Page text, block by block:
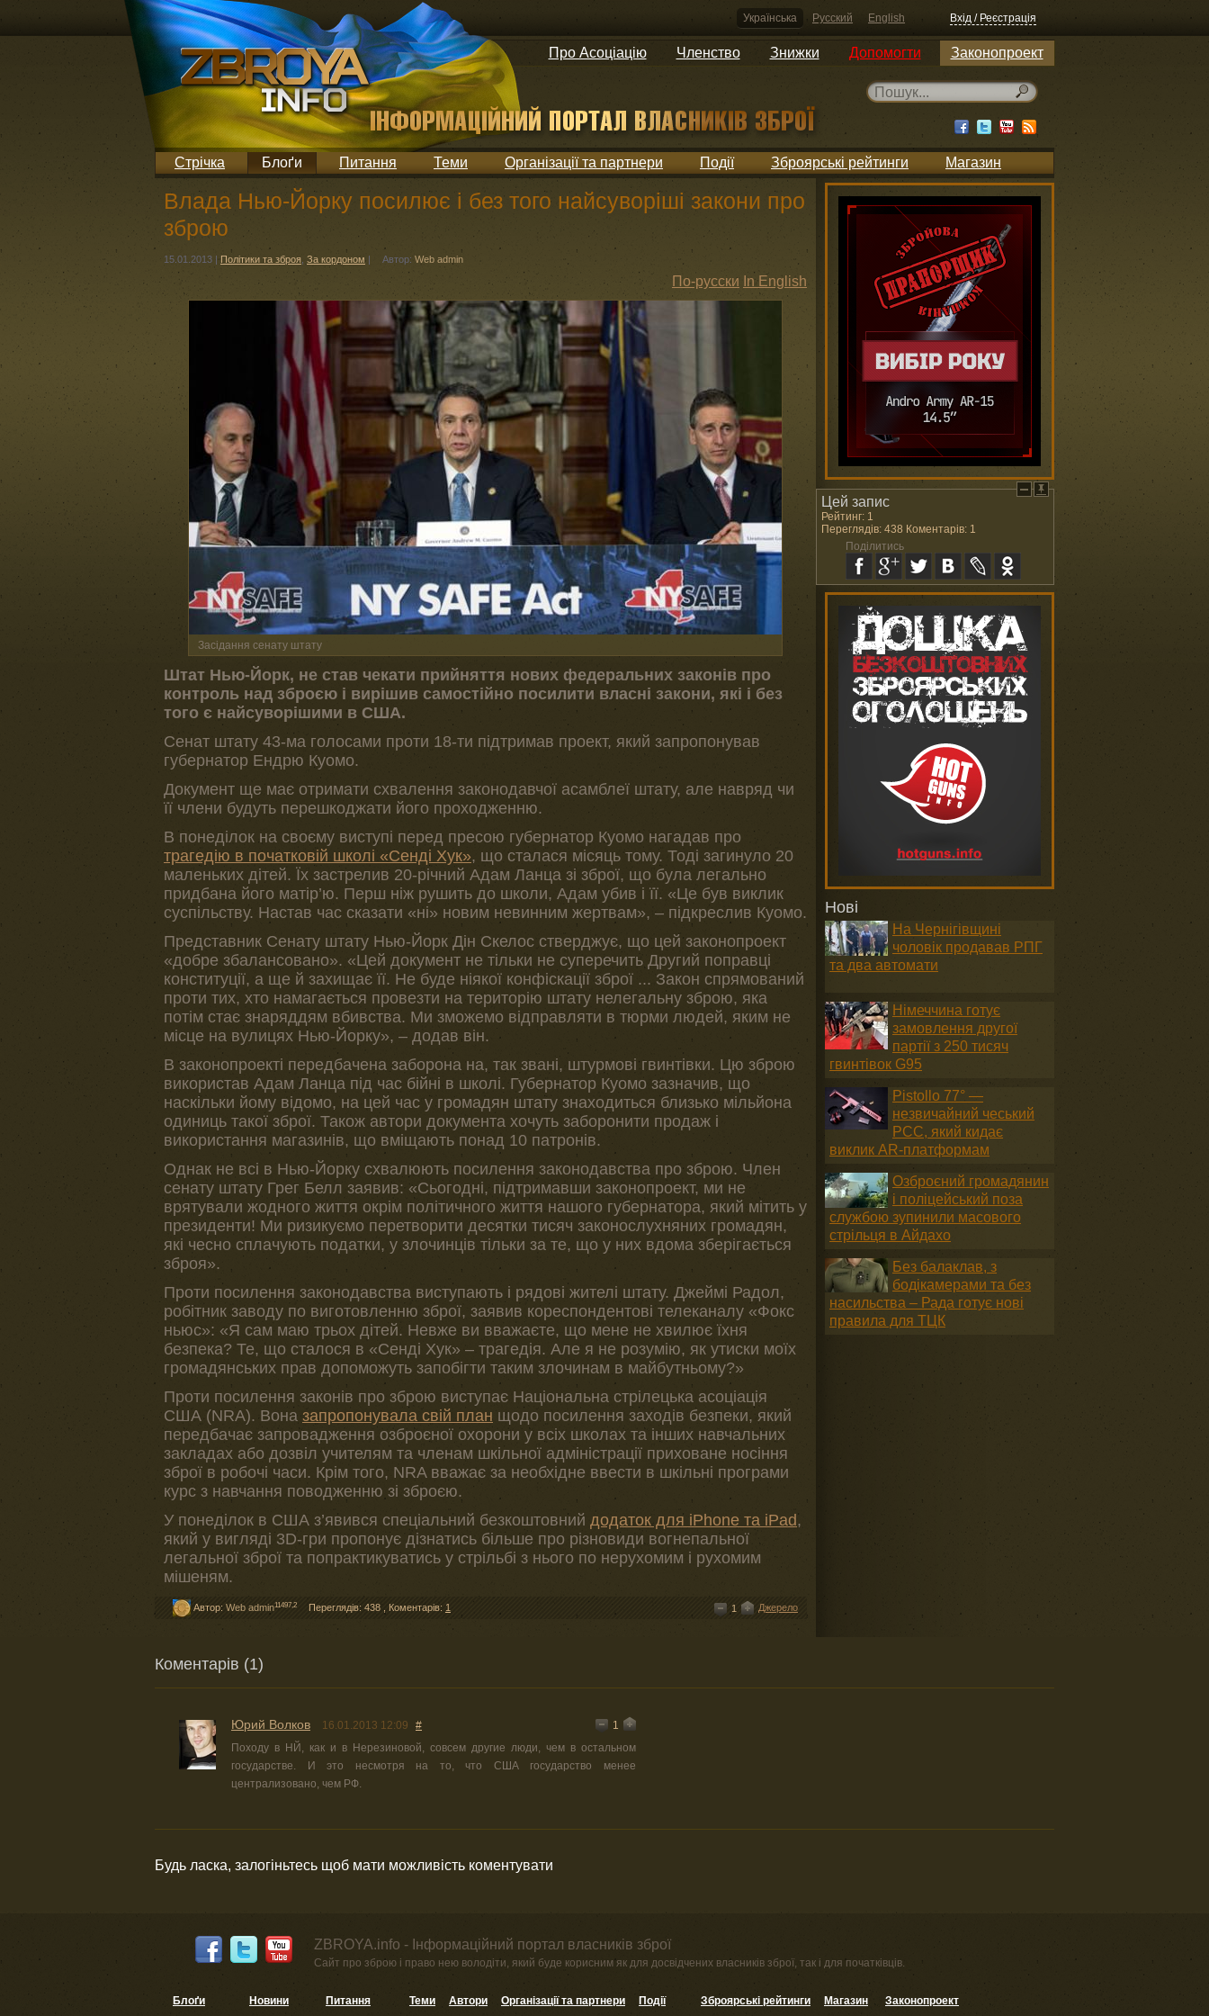
Українська Русский English Вхід / Реєстрація
Про Асоціацію Членство Знижки Допомогти Законопроект
Стрічка Блоґи Питання Теми Організації та партнери Події Зброярські рейтинги Магазин
Влада Нью-Йорку посилює і без того найсуворіші закони про
зброю
15.01.2013 | Політики та зброя За кордоном | Автор: Web admin
По-русски In English
Засідання сенату штату
Штат Нью-Йорк, не став чекати прийняття нових федеральних законів про
контроль над зброєю і вирішив самостійно посилити власні закони, які і без
того є найсуворішими в США.
Сенат штату 43-ма голосами проти 18-ти підтримав проект, який запропонував
губернатор Ендрю Куомо.
Документ ще має отримати схвалення законодавчої асамблеї штату, але навряд чи
її члени будуть перешкоджати його проходженню.
В понеділок на своєму виступі перед пресою губернатор Куомо нагадав про
трагедію в початковій школі «Сенді Хук», що сталася місяць тому. Тоді загинуло 20
маленьких дітей. Їх застрелив 20-річний Адам Ланца зі зброї, що була легально
придбана його матір’ю. Перш ніж рушить до школи, Адам убив і її. «Це був виклик
суспільству. Настав час сказати «ні» новим невинним жертвам», – підкреслив Куомо.
Представник Сенату штату Нью-Йорк Дін Скелос стверджує, що цей законопроект
«добре збалансовано». «Цей документ не тільки не суперечить Другий поправці
конституції, а ще й захищає її. Не буде ніякої конфіскації зброї ... Закон спрямований
проти тих, хто намагається провезти на територію штату нелегальну зброю, яка
потім стає знаряддям вбивства. Ми зможемо відправляти в тюрми людей, яким не
місце на вулицях Нью-Йорку», – додав він.
В законопроекті передбачена заборона на, так звані, штурмові гвинтівки. Цю зброю
використав Адам Ланца під час бійні в школі. Губернатор Куомо зазначив, що
наскільки йому відомо, на цей час у громадян штату знаходиться близько мільйона
одиниць такої зброї. Також автори документа хочуть заборонити продаж і
використання магазинів, що вміщають понад 10 патронів.
Однак не всі в Нью-Йорку схвалюють посилення законодавства про зброю. Член
сенату штату Грег Белл заявив: «Сьогодні, підтримавши законопроект, ми не
врятували жодного життя окрім політичного життя нашого губернатора, який мітить у
президенти! Ми ризикуємо перетворити десятки тисяч законослухняних громадян,
які чесно сплачують податки, у злочинців тільки за те, що у них вдома зберігається
зброя».
Проти посилення законодавства виступають і рядові жителі штату. Джеймі Радол,
робітник заводу по виготовленню зброї, заявив кореспондентові телеканалу «Фокс
ньюс»: «Я сам маю трьох дітей. Невже ви вважаєте, що мене не хвилює їхня
безпека? Те, що сталося в «Сенді Хук» – трагедія. Але я не розумію, як утиски моїх
громадянських прав допоможуть запобігти таким злочинам в майбутньому?»
Проти посилення законів про зброю виступає Національна стрілецька асоціація
США (NRA). Вона запропонувала свій план щодо посилення заходів безпеки, який
передбачає запровадження озброєної охорони у всіх школах та інших навчальних
закладах або дозвіл учителям та членам шкільної адміністрації приховане носіння
зброї в робочі часи. Крім того, NRA вважає за необхідне ввести в шкільні програми
курс з навчання поводженню зі зброєю.
У понеділок в США з’явився спеціальний безкоштовний додаток для iPhone та iPad,
який у вигляді 3D-гри пропонує дізнатись більше про різновиди вогнепальної
легальної зброї та попрактикуватись у стрільбі з нього по нерухомим і рухомим
мішеням.
Автор: Web admin11497,2 Переглядів: 438 Коментарів: 1 Джерело
1
Нові
На Чернігівщині
чоловік продавав РПГ
та два автомати
Німеччина готує
замовлення другої
партії з 250 тисяч
гвинтівок G95
Pistollo 77° —
незвичайний чеський
PCC, який кидає
виклик AR-платформам
Озброєний громадянин
і поліцейський поза
службою зупинили масового
стрільця в Айдахо
Без балаклав, з
бодікамерами та без
насильства – Рада готує нові
правила для ТЦК
Цей запис
Рейтинг: 1
Переглядів: 438 Коментарів: 1
Поділитись
Коментарів (1)
Юрий Волков 16.01.2013 12:09 #
1
Походу в НЙ, как и в Нерезиновой, совсем другие люди, чем в остальном
государстве. И это несмотря на то, что США государство менее
централизовано, чем РФ.
Будь ласка, залогіньтесь щоб мати можливість коментувати
ZBROYA.info - Інформаційний портал власників зброї
Сайт про зброю і право нею володіти, який буде корисним як для досвідчених власників зброї, так і для початківців.
Блоґи Новини Питання Теми Автори Організації та партнери Події Зброярські рейтинги Магазин Законопроект